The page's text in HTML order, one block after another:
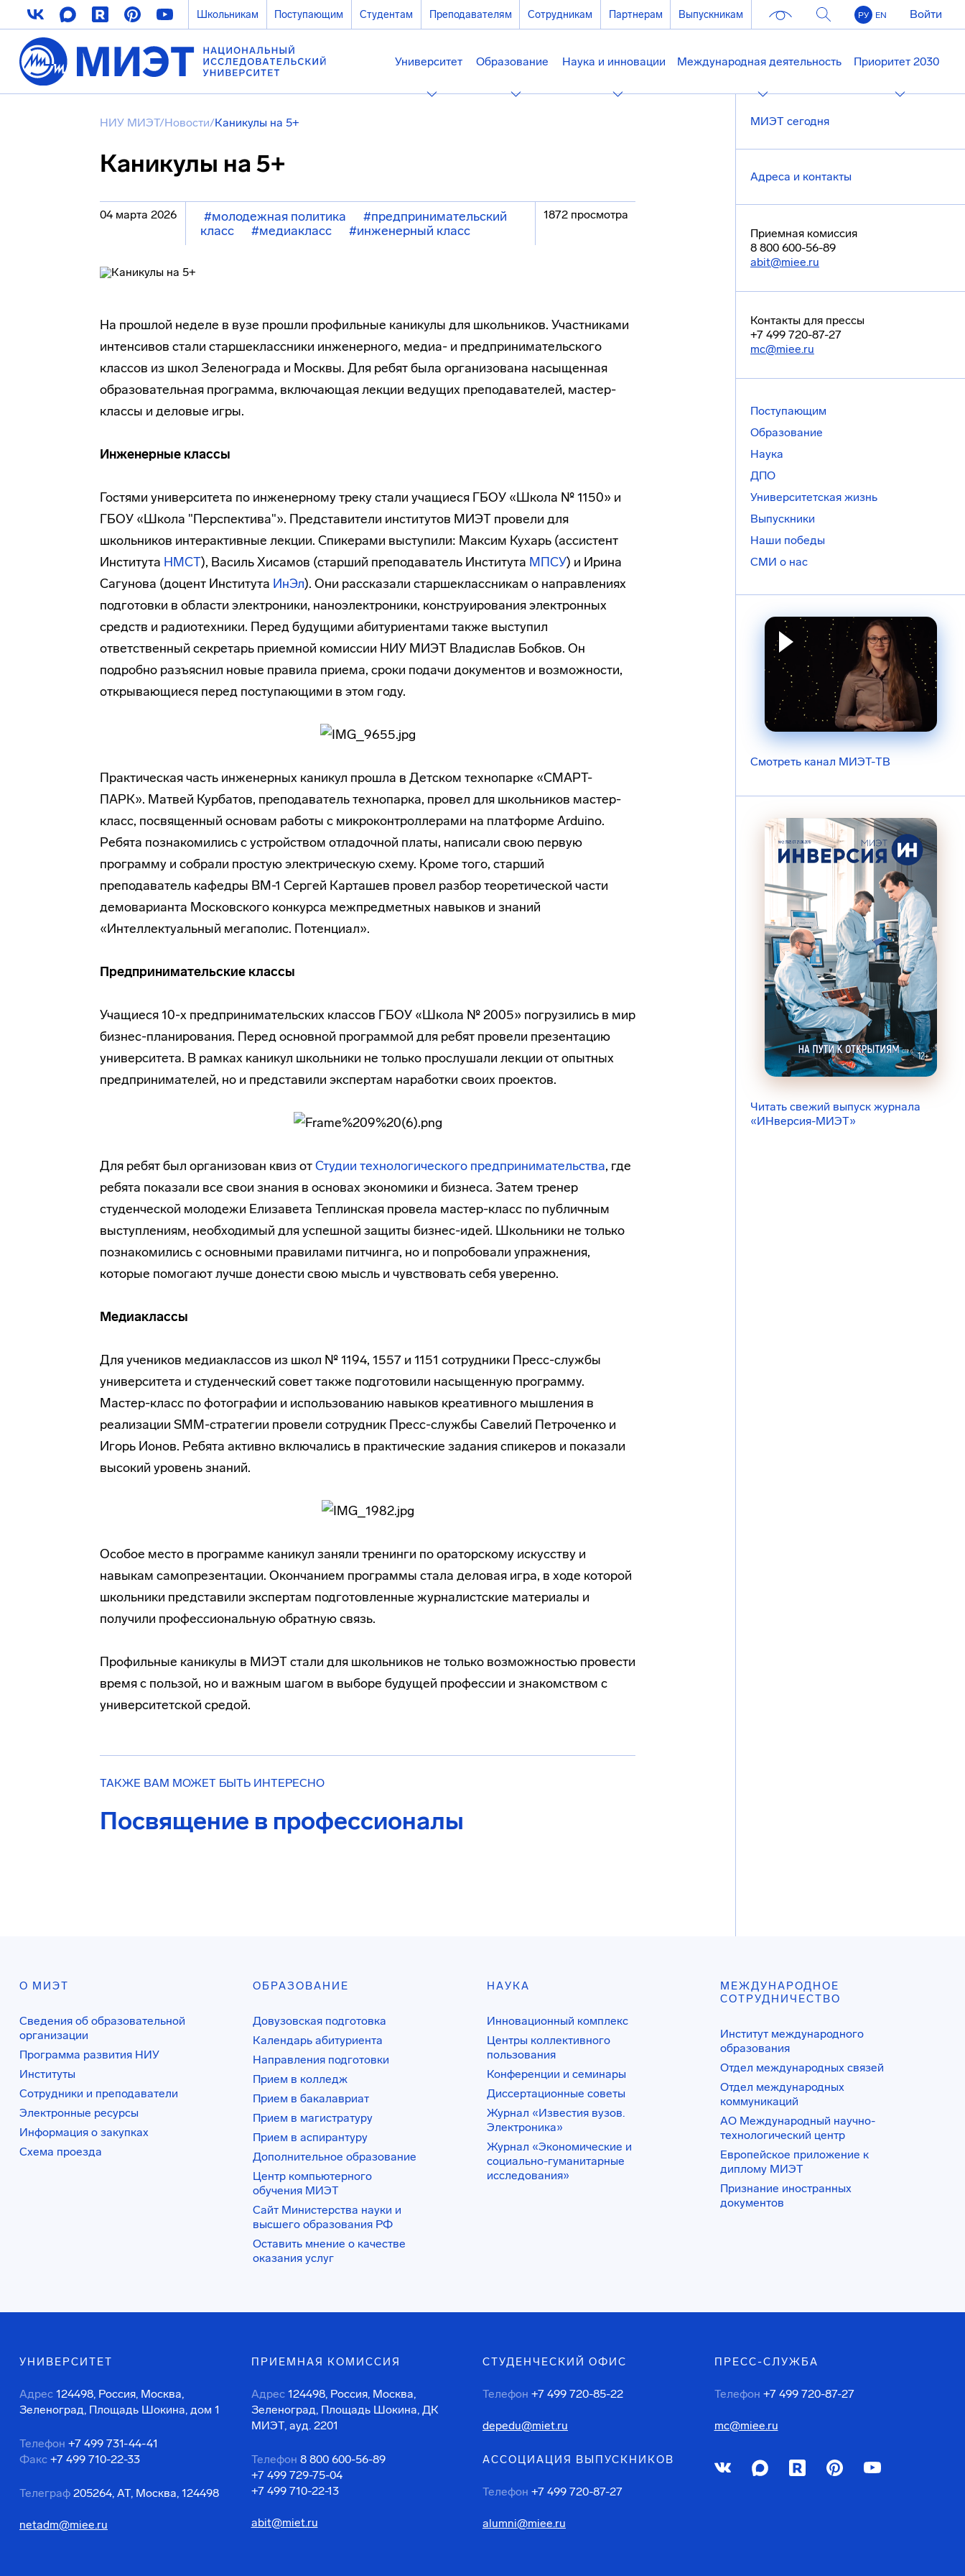
Школьникам Поступающим Студентам Преподавателям Сотрудникам Партнерам Выпускникам РУ EN Войти
Университет Образование Наука и инновации Международная деятельность Приоритет 2030
НИУ МИЭТ/Новости/Каникулы на 5+
Каникулы на 5+
04 марта 2026 #молодежная политика
#предпринимательский
класс
#медиакласс #инженерный класс
1872 просмотра
На прошлой неделе в вузе прошли профильные каникулы для школьников. Участниками
интенсивов стали старшеклассники инженерного, медиа- и предпринимательского
классов из школ Зеленограда и Москвы. Для ребят была организована насыщенная
образовательная программа, включающая лекции ведущих преподавателей, мастер-
классы и деловые игры.
Инженерные классы
Гостями университета по инженерному треку стали учащиеся ГБОУ «Школа № 1150» и
ГБОУ «Школа "Перспектива"». Представители институтов МИЭТ провели для
школьников интерактивные лекции. Спикерами выступили: Максим Кухарь (ассистент
Института НМСТ), Василь Хисамов (старший преподаватель Института МПСУ) и Ирина
Сагунова (доцент Института ИнЭл). Они рассказали старшеклассникам о направлениях
подготовки в области электроники, наноэлектроники, конструирования электронных
средств и радиотехники. Перед будущими абитуриентами также выступил
ответственный секретарь приемной комиссии НИУ МИЭТ Владислав Бобков. Он
подробно разъяснил новые правила приема, сроки подачи документов и возможности,
открывающиеся перед поступающими в этом году.
Практическая часть инженерных каникул прошла в Детском технопарке «СМАРТ-
ПАРК». Матвей Курбатов, преподаватель технопарка, провел для школьников мастер-
класс, посвященный основам работы с микроконтроллерами на платформе Arduino.
Ребята познакомились с устройством отладочной платы, написали свою первую
программу и собрали простую электрическую схему. Кроме того, старший
преподаватель кафедры ВМ-1 Сергей Карташев провел разбор теоретической части
демоварианта Московского конкурса межпредметных навыков и знаний
«Интеллектуальный мегаполис. Потенциал».
Предпринимательские классы
Учащиеся 10-х предпринимательских классов ГБОУ «Школа № 2005» погрузились в мир
бизнес-планирования. Перед основной программой для ребят провели презентацию
университета. В рамках каникул школьники не только прослушали лекции от опытных
предпринимателей, но и представили экспертам наработки своих проектов.
Для ребят был организован квиз отСтудии технологического предпринимательства, где
ребята показали все свои знания в основах экономики и бизнеса. Затем тренер
студенческой молодежи Елизавета Теплинская провела мастер-класс по публичным
выступлениям, необходимый для успешной защиты бизнес-идей. Школьники не только
познакомились с основными правилами питчинга, но и попробовали упражнения,
которые помогают лучше донести свою мысль и чувствовать себя уверенно.
Медиаклассы
Для учеников медиаклассов из школ № 1194, 1557 и 1151 сотрудники Пресс-службы
университета и студенческий совет также подготовили насыщенную программу.
Мастер-класс по фотографии и использованию навыков креативного мышления в
реализации SMM-стратегии провели сотрудник Пресс-службы Савелий Петроченко и
Игорь Ионов. Ребята активно включались в практические задания спикеров и показали
высокий уровень знаний.
Особое место в программе каникул заняли тренинги по ораторскому искусству и
навыкам самопрезентации. Окончанием программы стала деловая игра, в ходе которой
школьники представили экспертам подготовленные журналистские материалы и
получили профессиональную обратную связь.
Профильные каникулы в МИЭТ стали для школьников не только возможностью провести
время с пользой, но и важным шагом в выборе будущей профессии и знакомством с
университетской средой.
ТАКЖЕ ВАМ МОЖЕТ БЫТЬ ИНТЕРЕСНО
Посвящение в профессионалы
МИЭТ сегодня
Адреса и контакты
Приемная комиссия
8 800 600-56-89
abit@miee.ru
Контакты для прессы
+7 499 720-87-27
mc@miee.ru
Поступающим
Образование
Наука
ДПО
Университетская жизнь
Выпускники
Наши победы
СМИ о нас
Смотреть канал МИЭТ-ТВ
Читать свежий выпуск журнала
«ИНверсия-МИЭТ»
О МИЭТ
Сведения об образовательной
организации
Программа развития НИУ
Институты
Сотрудники и преподаватели
Электронные ресурсы
Информация о закупках
Схема проезда
ОБРАЗОВАНИЕ
Довузовская подготовка
Календарь абитуриента
Направления подготовки
Прием в колледж
Прием в бакалавриат
Прием в магистратуру
Прием в аспирантуру
Дополнительное образование
Центр компьютерного
обучения МИЭТ
Сайт Министерства науки и
высшего образования РФ
Оставить мнение о качестве
оказания услуг
НАУКА
Инновационный комплекс
Центры коллективного
пользования
Конференции и семинары
Диссертационные советы
Журнал «Известия вузов.
Электроника»
Журнал «Экономические и
социально-гуманитарные
исследования»
МЕЖДУНАРОДНОЕ
СОТРУДНИЧЕСТВО
Институт международного
образования
Отдел международных связей
Отдел международных
коммуникаций
АО Международный научно-
технологический центр
Европейское приложение к
диплому МИЭТ
Признание иностранных
документов
УНИВЕРСИТЕТ
Адрес 124498, Россия, Москва,
Зеленоград, Площадь Шокина, дом 1
Телефон +7 499 731-44-41
Факс +7 499 710-22-33
Телеграф 205264, АТ, Москва, 124498
netadm@miee.ru
ПРИЕМНАЯ КОМИССИЯ
Адрес 124498, Россия, Москва,
Зеленоград, Площадь Шокина, ДК
МИЭТ, ауд. 2201
Телефон 8 800 600-56-89
+7 499 729-75-04
+7 499 710-22-13
abit@miet.ru
СТУДЕНЧЕСКИЙ ОФИС
Телефон +7 499 720-85-22
depedu@miet.ru
АССОЦИАЦИЯ ВЫПУСКНИКОВ
Телефон +7 499 720-87-27
alumni@miee.ru
ПРЕСС-СЛУЖБА
Телефон +7 499 720-87-27
mc@miee.ru